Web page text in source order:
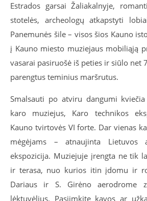
Estrados garsai Žaliakalnyje,
stotelės, archeologų atkapstyti
Panemunės šile – visos šios Kauno
į Kauno miesto muziejaus mobiliąją
vasarai pasiruošė iš peties ir siūlo net
parengtus teminius maršrutus.
Smalsauti po atviru dangumi
karo muziejus, Karo technikos
Kauno tvirtovės VI forte. Dar vienas
mėgėjams – atnaujinta Lietuvos
ekspozicija. Muziejuje įrengta ne tik
ir terasa, nuo kurios itin įdomu ir
Dariaus ir S. Girėno aerodrome
lėktuvėlius. Pasiimkite kavos ar